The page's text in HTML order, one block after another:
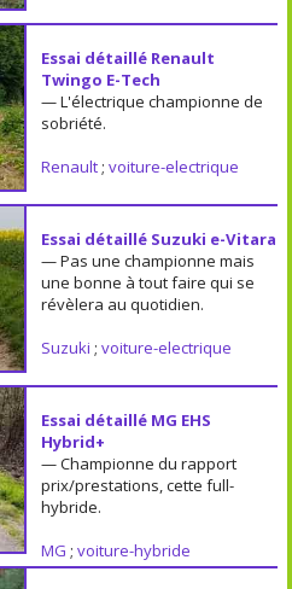
Essai détaillé Renault
Twingo E-Tech
— L'électrique championne de
sobriété.
Renault; voiture-electrique
Essai détaillé Suzuki e-Vitara
— Pas une championne mais
une bonne à tout faire qui se
révèlera au quotidien.
Suzuki ; voiture-electrique
Essai détaillé MG EHS
Hybrid+
— Championne du rapport
prix/prestations, cette full-
hybride.
MG ; voiture-hybride